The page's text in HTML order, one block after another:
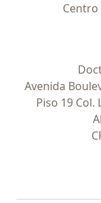
Centro
Avenida
Piso 19 Col.